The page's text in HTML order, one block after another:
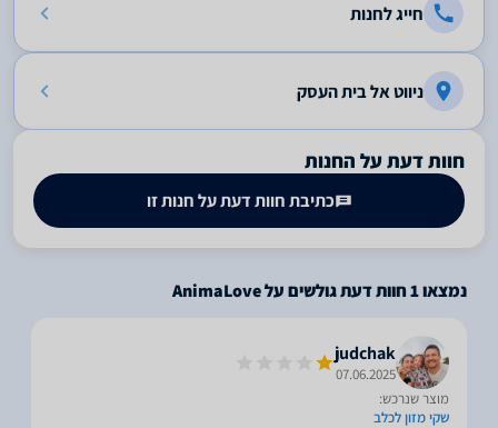
חייג לחנות
ניווט אל בית העסק
חוות דעת על החנות
כתיבת חוות דעת על חנות זו
נמצאו1חוות דעת גולשים על AnimaLove
judchak
07.06.2025
מוצר שנרכש:
שקי מזון לכלב